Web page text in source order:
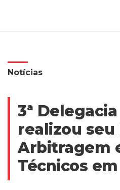
Notícias
3ª
realizou
Arbitragem
Técnicos